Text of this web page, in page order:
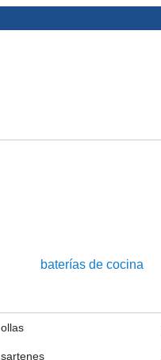
baterías de cocina
ollas
sartenes